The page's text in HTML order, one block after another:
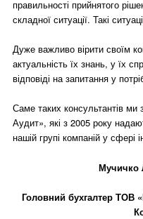
правильності прийнятого
складної ситуації. Такі
Дуже важливо вірити своїм
актуальність їх знань, у їх
відповіді на запитання у
Саме таких консультантів
Аудит», які з 2005 року
нашій групі компаній у сфері
Мучичко
Головний бухгалтер ТОВ